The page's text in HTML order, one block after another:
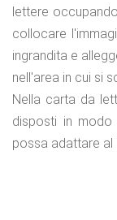
lettere
collocare
ingrandita e
nell'area in cui si
Nella carta da
disposti in
possa adattare